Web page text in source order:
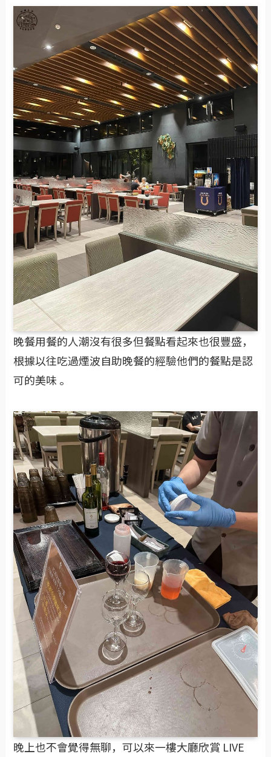
晚餐用餐的人潮沒有很多但餐點看起來也很豐盛，
根據以往吃過煙波自助晚餐的經驗他們的餐點是認
可的美味 。
晚上也不會覺得無聊，可以來一樓大廳欣賞 LIVE